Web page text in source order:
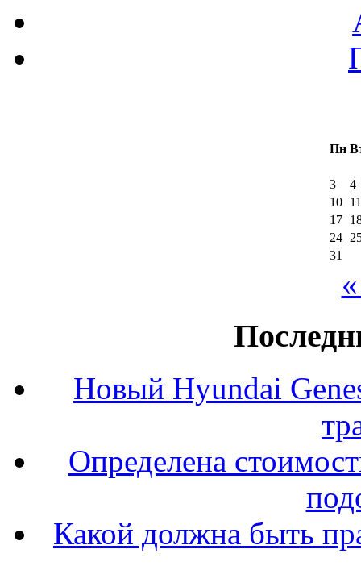
Пн
3
4
10
11
17
24
31
Новый Hyundai
Определена
Какой должна быть